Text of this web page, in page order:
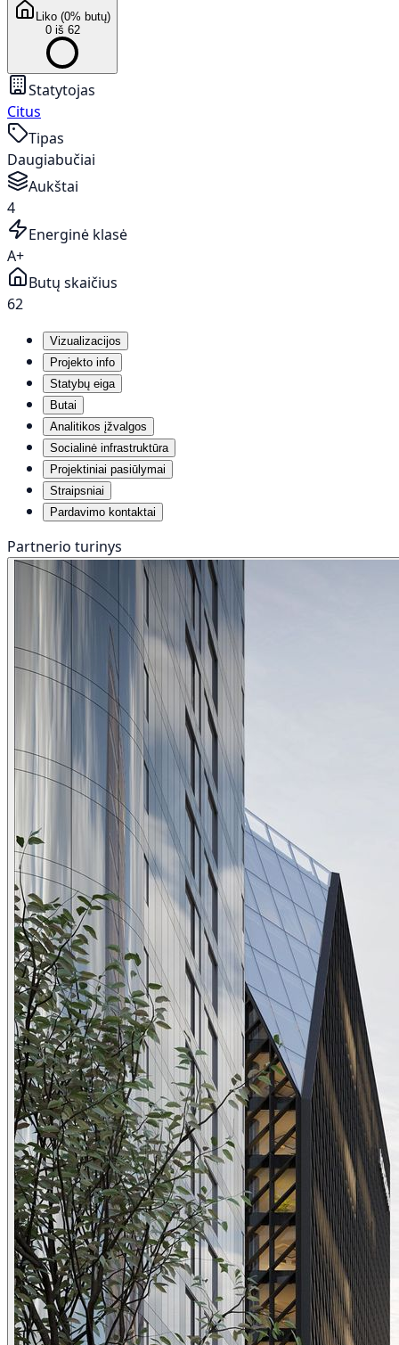
Liko (0% butų)
0 iš 62
Statytojas
Citus
Tipas
Daugiabučiai
Aukštai
4
Energinė klasė
A+
Butų skaičius
62
Vizualizacijos
Projekto info
Statybų eiga
Butai
Analitikos įžvalgos
Socialinė infrastruktūra
Projektiniai pasiūlymai
Straipsniai
Pardavimo kontaktai
Partnerio turinys